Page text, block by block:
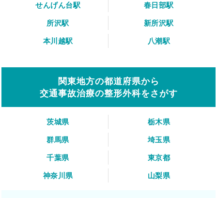
せんげん台駅
春日部駅
所沢駅
新所沢駅
本川越駅
八潮駅
関東地方の都道府県から
交通事故治療の整形外科をさがす
茨城県
栃木県
群馬県
埼玉県
千葉県
東京都
神奈川県
山梨県